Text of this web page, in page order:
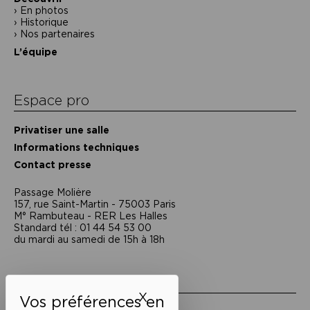
XMasquer le bandeau des
En photos
Historique
Nos partenaires
L’équipe
Espace pro
Privatiser une salle
Informations techniques
Contact presse
Passage Moliėre
157, rue Saint-Martin - 75003 Paris
M° Rambuteau - RER Les Halles
Standard tél : 01 44 54 53 00
du mardi au samedi de 15h à 18h
Mentions légales